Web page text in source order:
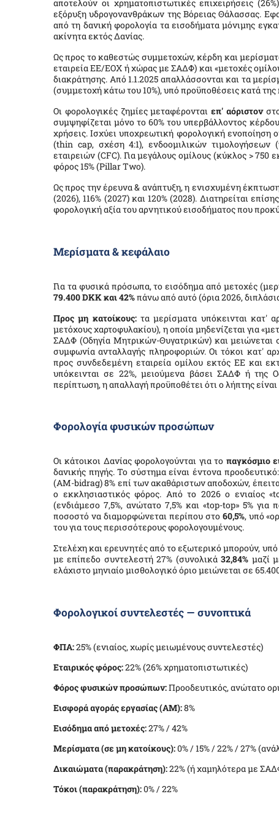
αποτελούν οι χρηματοπιστωτικές επιχειρήσεις
εξόρυξη υδρογονανθράκων της Βόρειας Θάλασσας.
από τη δανική φορολογία τα εισοδήματα μόνιμης
ακίνητα εκτός Δανίας.
Ως προς το καθεστώς συμμετοχών, κέρδη και
εταιρεία ΕΕ/ΕΟΧ ή χώρας με ΣΑΔΦ) και «μετοχές
διακράτησης. Από 1.1.2025 απαλλάσσονται και τα
(συμμετοχή κάτω του 10%), υπό προϋποθέσεις κατά
Οι φορολογικές ζημίες μεταφέρονταιεπ' αόριστον
συμψηφίζεται μόνο το 60% του υπερβάλλοντος
χρήσεις. Ισχύει υποχρεωτική φορολογική
(thin cap, σχέση 4:1), ενδοομιλικών τιμολογήσεων (
εταιρειών (CFC). Για μεγάλους ομίλους (κύκλος > 750
φόρος 15% (Pillar Two).
Ως προς την έρευνα & ανάπτυξη, η ενισχυμένη
(2026), 116% (2027) και 120% (2028). Διατηρείται
φορολογική αξία του αρνητικού εισοδήματος που
Μερίσματα & κεφάλαιο
Για τα φυσικά πρόσωπα, το εισόδημα από μετοχές
79.400DKK και 42%πάνω από αυτό (όρια 2026,
Προς μη κατοίκους: τα μερίσματα υπόκεινται κατ'
μετόχους χαρτοφυλακίου), η οποία μηδενίζεται για
ΣΑΔΦ (Οδηγία Μητρικών-Θυγατρικών) και μειώνεται
συμφωνία ανταλλαγής πληροφοριών. Οι τόκοι κατ'
προς συνδεδεμένη εταιρεία ομίλου εκτός ΕΕ και
υπόκεινται σε 22%, μειούμενα βάσει ΣΑΔΦ ή της
περίπτωση, η απαλλαγή προϋποθέτει ότι ο λήπτης
Φορολογία φυσικών προσώπων
Οι κάτοικοι Δανίας φορολογούνται για το παγκόσμιο
δανικής πηγής. Το σύστημα είναι έντονα
(AM-bidrag) 8% επί των ακαθάριστων αποδοχών,
ο εκκλησιαστικός φόρος. Από το 2026 ο ενιαίος
(ενδιάμεσο 7,5%, ανώτατο 7,5% και «top-top» 5%
ποσοστό να διαμορφώνεται περίπου στο 60,5%, υπό
του για τους περισσότερους φορολογουμένους.
Στελέχη και ερευνητές από το εξωτερικό μπορούν,
με επίπεδο συντελεστή 27% (συνολικά32,84% μαζί
ελάχιστο μηνιαίο μισθολογικό όριο μειώνεται σε
Φορολογικοί συντελεστές — συνοπτικά
ΦΠΑ:25% (ενιαίος, χωρίς μειωμένους συντελεστές)
Εταιρικός φόρος:22% (26% χρηματοπιστωτικές)
Φόρος φυσικών προσώπων:Προοδευτικός, ανώτατο
Εισφορά αγοράς εργασίας (AM):8%
Εισόδημα από μετοχές:27% / 42%
Μερίσματα (σε μη κατοίκους):0% / 15% / 22% / 27%
Δικαιώματα (παρακράτηση):22% (ή χαμηλότερα με
Τόκοι (παρακράτηση):0% / 22%